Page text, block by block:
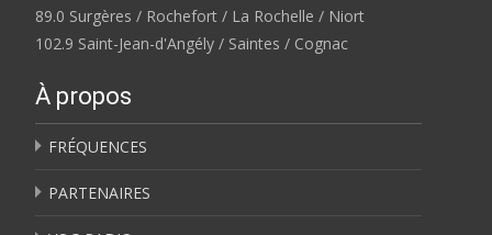
89.0 Surgères / Rochefort / La Rochelle / Niort
102.9 Saint-Jean-d'Angély / Saintes / Cognac
À propos
FRÉQUENCES
PARTENAIRES